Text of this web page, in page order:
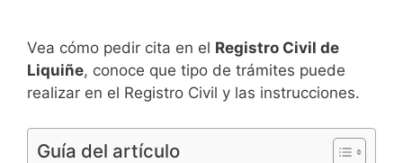
Vea cómo pedir cita en el Registro Civil de
Liquiñe, conoce que tipo de trámites puede
realizar en el Registro Civil y las instrucciones.
Guía del artículo